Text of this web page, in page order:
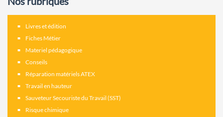
Livres et édition
Fiches Métier
Materiel pédagogique
Conseils
Réparation matériels ATEX
Travail en hauteur
Sauveteur Secouriste du Travail (SST)
Risque chimique